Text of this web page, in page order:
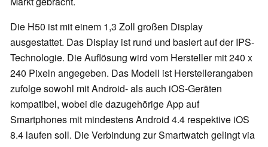
Die H50 ist mit einem 1,3 Zoll großen Display
ausgestattet. Das Display ist rund und basiert auf der IPS-
Technologie. Die Auflösung wird vom Hersteller mit 240 x
240 Pixeln angegeben. Das Modell ist Herstellerangaben
zufolge sowohl mit Android- als auch iOS-Geräten
kompatibel, wobei die dazugehörige App auf
Smartphones mit mindestens Android 4.4 respektive iOS
8.4 laufen soll. Die Verbindung zur Smartwatch gelingt via